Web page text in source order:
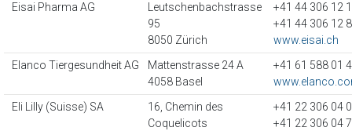
Eisai Pharma AG
Leutschenbachstrasse
95
8050 Zürich
+41 44 306 12
+41 44 306 12
www.eisai.ch
Elanco Tiergesundheit AG
Mattenstrasse 24 A
4058 Basel
+41 61 588 01
Eli Lilly (Suisse) SA
16, Chemin des
Coquelicots
+41 22 306 04
+41 22 306 04